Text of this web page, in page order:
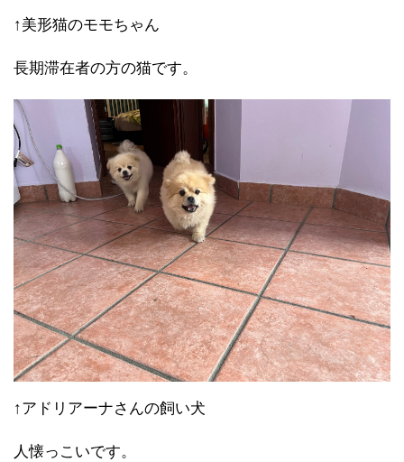
↑美形猫のモモちゃん
長期滞在者の方の猫です。
↑アドリアーナさんの飼い犬
人懐っこいです。